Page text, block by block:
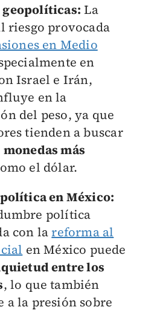
geopolíticas: La
riesgo provocada
en Medio
en
Israel e Irán,
en la
del peso, ya que
tienden a buscar
monedas más
el dólar.
en México:
política
con lareforma al
en México puede
entre los
, lo que también
a la presión sobre